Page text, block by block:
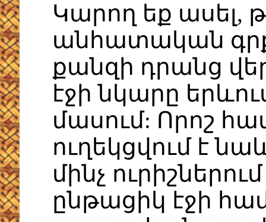
Կարող եք ասել,
անհատական
քանզի դրանց
էջի նկարը
մասում: Որոշ
ուղեկցվում է
մինչ
ընթացիկ էջի